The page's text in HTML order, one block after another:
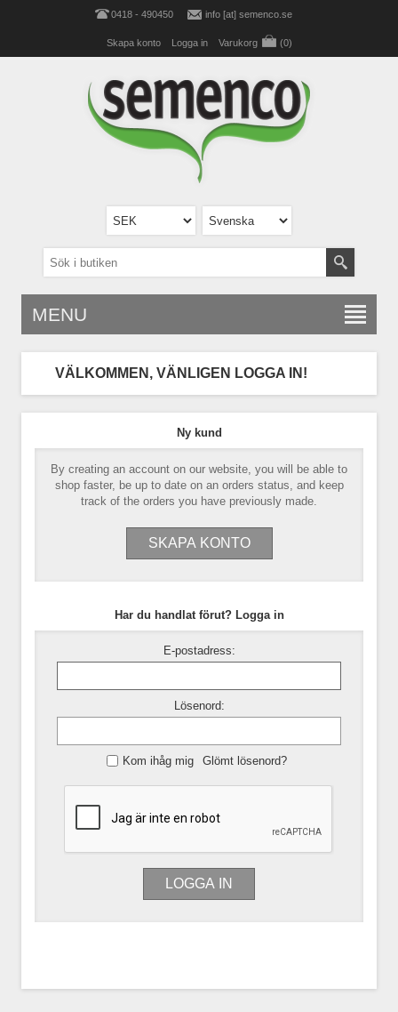
0418 - 490450 info [at] semenco.se
Skapa konto Logga in Varukorg (0)
MENU
VÄLKOMMEN, VÄNLIGEN LOGGA IN!
Ny kund
By creating an account on our website, you will be able to
shop faster, be up to date on an orders status, and keep
track of the orders you have previously made.
Har du handlat förut? Logga in
E-postadress:
Lösenord:
Kom ihåg mig Glömt lösenord?